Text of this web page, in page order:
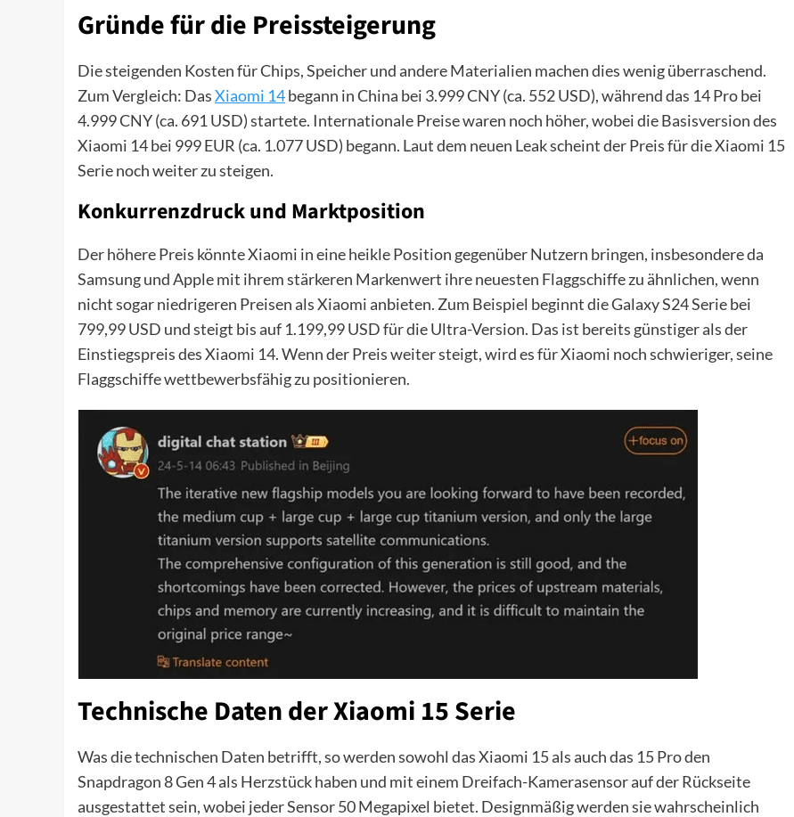
Gründe für die Preissteigerung
Die steigenden Kosten für Chips, Speicher und andere Materialien machen dies wenig überraschend.
Zum Vergleich: DasXiaomi 14begann in China bei 3.999 CNY (ca. 552 USD), während das 14 Pro bei
4.999 CNY (ca. 691 USD) startete. Internationale Preise waren noch höher, wobei die Basisversion des
Xiaomi 14 bei 999 EUR (ca. 1.077 USD) begann. Laut dem neuen Leak scheint der Preis für die Xiaomi 15
Serie noch weiter zu steigen.
Konkurrenzdruck und Marktposition
Der höhere Preis könnte Xiaomi in eine heikle Position gegenüber Nutzern bringen, insbesondere da
Samsung und Apple mit ihrem stärkeren Markenwert ihre neuesten Flaggschiffe zu ähnlichen, wenn
nicht sogar niedrigeren Preisen als Xiaomi anbieten. Zum Beispiel beginnt die Galaxy S24 Serie bei
799,99 USD und steigt bis auf 1.199,99 USD für die Ultra-Version. Das ist bereits günstiger als der
Einstiegspreis des Xiaomi 14. Wenn der Preis weiter steigt, wird es für Xiaomi noch schwieriger, seine
Flaggschiffe wettbewerbsfähig zu positionieren.
Technische Daten der Xiaomi 15 Serie
Was die technischen Daten betrifft, so werden sowohl das Xiaomi 15 als auch das 15 Pro den
Snapdragon 8 Gen 4 als Herzstück haben und mit einem Dreifach-Kamerasensor auf der Rückseite
ausgestattet sein, wobei jeder Sensor 50 Megapixel bietet. Designmäßig werden sie wahrscheinlich